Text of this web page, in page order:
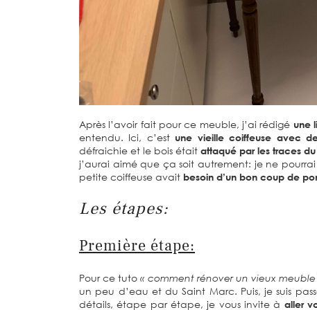
Après l’avoir fait pour ce meuble, j’ai rédigé une
entendu. Ici, c’est une vieille coiffeuse avec
défraichie et le bois était attaqué par les traces
j’aurai aimé que ça soit autrement: je ne
petite coiffeuse avait besoin d’un bon coup de
Les étapes:
Première étape:
Pour ce tuto« comment rénover un vieux meuble
un peu d’eau et du Saint Marc. Puis, je suis
détails, étape par étape, je vous invite à aller